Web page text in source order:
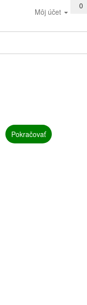
0
Môj účet
Pokračovať